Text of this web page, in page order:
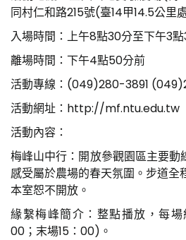
同村仁和路215號(臺14甲14.5公里
入場時間：上午8點30分至下午3點
離場時間：下午4點50分前
活動專線：(049)280-3891
活動網址：http://mf.ntu.edu.tw
活動內容：
梅峰山中行：開放參觀園區主要動
感受屬於農場的春天氛圍。步道全
本室恕不開放。
緣繫梅峰簡介：整點播放，每
00；末場15：00)。